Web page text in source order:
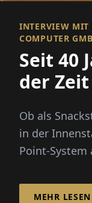
INTERVIEW MIT
COMPUTER
Seit 40
der Zeit
Ob als
in der
Point-System
MEHR LESEN